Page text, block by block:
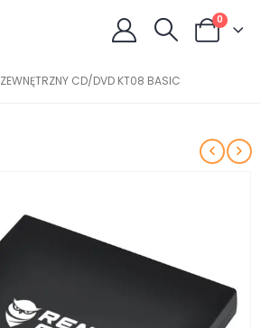
0
ZEWNĘTRZNY CD/DVD KT08 BASIC